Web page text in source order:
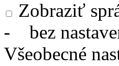
Zobraziť
- bez
Všeobecné